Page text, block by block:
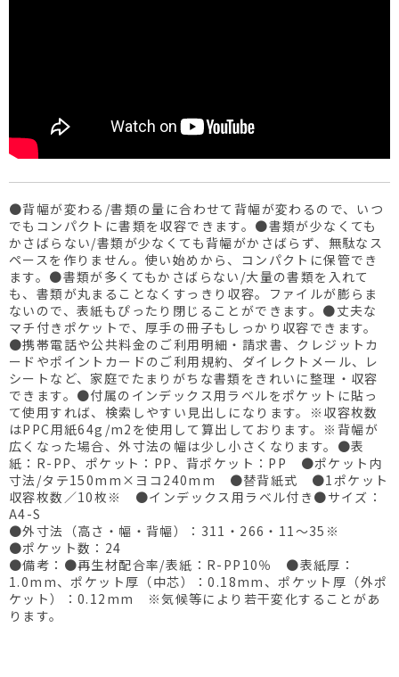
●背幅が変わる/書類の量に合わせて背幅が変わるので、いつ
でもコンパクトに書類を収容できます。●書類が少なくても
かさばらない/書類が少なくても背幅がかさばらず、無駄なス
ペースを作りません。使い始めから、コンパクトに保管でき
ます。●書類が多くてもかさばらない/大量の書類を入れて
も、書類が丸まることなくすっきり収容。ファイルが膨らま
ないので、表紙もぴったり閉じることができます。●丈夫な
マチ付きポケットで、厚手の冊子もしっかり収容できます。
●携帯電話や公共料金のご利用明細・請求書、クレジットカ
ードやポイントカードのご利用規約、ダイレクトメール、レ
シートなど、家庭でたまりがちな書類をきれいに整理・収容
できます。●付属のインデックス用ラベルをポケットに貼っ
て使用すれば、検索しやすい見出しになります。※収容枚数
はPPC用紙64g/m2を使用して算出しております。※背幅が
広くなった場合、外寸法の幅は少し小さくなります。●表
紙：R-PP、ポケット：PP、背ポケット：PP ●ポケット内
寸法/タテ150mm×ヨコ240mm ●替背紙式 ●1ポケット
収容枚数／10枚※ ●インデックス用ラベル付き●サイズ：
A4-S
●外寸法（高さ・幅・背幅）：311・266・11～35※
●ポケット数：24
●備考：●再生材配合率/表紙：R-PP10％ ●表紙厚：
1.0mm、ポケット厚（中芯）：0.18mm、ポケット厚（外ポ
ケット）：0.12mm ※気候等により若干変化することがあ
ります。